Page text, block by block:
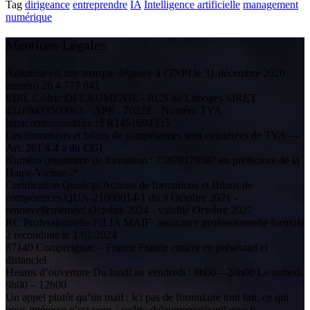
Tag dirigeance entreprendre IA Intelligence artificielle management
numérique
Mentions Légales
Agilateur est une marque déposée à l’INPI le 31 décembre 2020
numéro 20 4 717 042
EIRL Cédric DELAUMENIE - RCS de Limoges SIRET
45169433500063 – APE : 7022Z - Numéro TVA
intracommunautaire : FR1451694335
Les formations et bilans de compétences sont exonérées de TVA —
Art. 261.4.4 a du CGI
Numéro organisme de formation : 75870179587 en préfecture de la
Haute-Vienne -*
Certification Qualiopi Actions de formations et Bilans de
compétences QUA-21090014-1 du 9 Octobre 2021 -
renouvellemement Octobre 2024 - validité Octobre 2027
RC Professionnelle FILIA MAIF- assurance professionnelle formule
2 reconduite le 1/01/2024
87140 Compreignac – France France entière en présentiel et
distanciel
Heures d’ouverture Du lundi au vendredi : 8h00—20h00 Le samedi
9h00 – 12h00
Un appel plutôt qu’un mail : Ici pas de formulaire tout fait, ce qui